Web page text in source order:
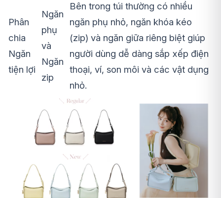
Phân
chia
Ngăn
tiện lợi
Ngăn
phụ
và
Ngăn
zip
Bên trong túi thường có nhiều
ngăn phụ nhỏ, ngăn khóa kéo
(zip) và ngăn giữa riêng biệt giúp
người dùng dễ dàng sắp xếp điện
thoại, ví, son môi và các vật dụng
nhỏ.